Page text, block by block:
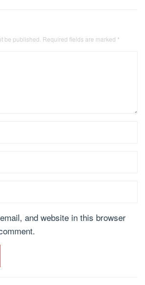
be published. Required fields are marked *
and website in this browser